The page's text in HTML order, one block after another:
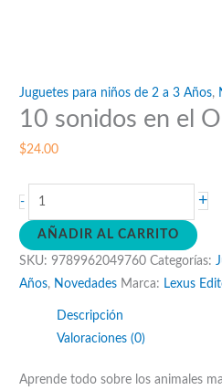
Juguetes para niños de 2 a 3 Años,
10 sonidos en el
$24.00
-
10
sonidos
en
el
Océano
cantidad
+
AÑADIR AL CARRITO
SKU:9789962049760 Categorías:
Años, Novedades Marca: Lexus
Descripción
Valoraciones (0)
Aprende todo sobre los animales